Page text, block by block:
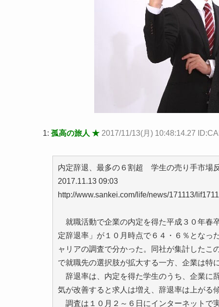
1: 孤高の旅人 ★ 2017/11/13(月) 10:48:14.27
内定辞退、最多の６割超 学生の売り手市場
2017.11.13 09:03
http://www.sankei.com/life/news/171113/
就職活動で企業の内定を得た平成３０年春
定辞退率」が１０月時点で６４・６％となっ
ャリアの調査で分かった。同社が集計したこ
で就職先の選択肢が拡大する一方、企業は特
辞退率は、内定を得た学生のうち、企業に
気が改善すると求人は増え、辞退率は上がる
調査は１０月２～６日にインターネットで